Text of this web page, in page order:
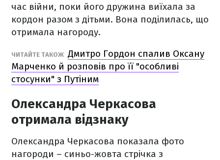
час війни, поки його дружина виїхала за
кордон разом з дітьми. Вона поділилась, що
отримала нагороду.
ЧИТАЙТЕ ТАКОЖ Дмитро Гордон спалив Оксану
Марченко й розповів про її "особливі
стосунки" з Путіним
Олександра Черкасова
отримала відзнаку
Олександра Черкасова показала фото
нагороди – синьо-жовта стрічка з